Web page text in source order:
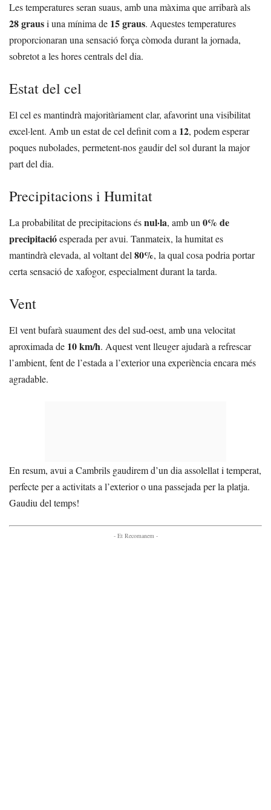
Les temperatures seran suaus, amb una màxima que arribarà als
28 grausi una mínima de 15 graus. Aquestes temperatures
proporcionaran una sensació força còmoda durant la jornada,
sobretot a les hores centrals del dia.
Estat del cel
El cel es mantindrà majoritàriament clar, afavorint una visibilitat
excel·lent. Amb un estat de cel definit com a 12, podem esperar
poques nubolades, permetent-nos gaudir del sol durant la major
part del dia.
Precipitacions i Humitat
La probabilitat de precipitacions ésnul·la, amb un0% de
precipitacióesperada per avui. Tanmateix, la humitat es
mantindrà elevada, al voltant del80%, la qual cosa podria portar
certa sensació de xafogor, especialment durant la tarda.
Vent
El vent bufarà suaument des del sud-oest, amb una velocitat
aproximada de 10 km/h. Aquest vent lleuger ajudarà a refrescar
l’ambient, fent de l’estada a l’exterior una experiència encara més
agradable.
En resum, avui a Cambrils gaudirem d’un dia assolellat i temperat,
perfecte per a activitats a l’exterior o una passejada per la platja.
Gaudiu del temps!
- Et Recomanem -